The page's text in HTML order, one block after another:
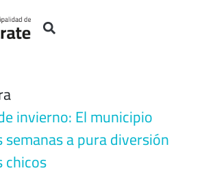
invierno: El municipio
a pura diversión
chicos